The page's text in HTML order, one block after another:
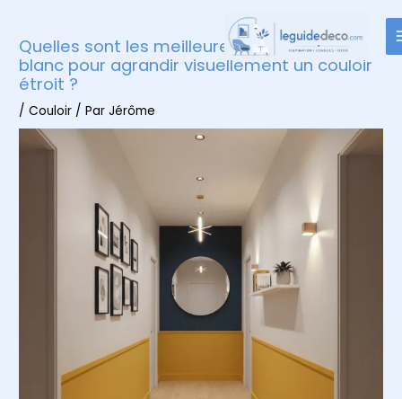
contenu
Quelles sont les meilleures alternatives au
blanc pour agrandir visuellement un couloir
étroit ?
/Couloir / ParJérôme